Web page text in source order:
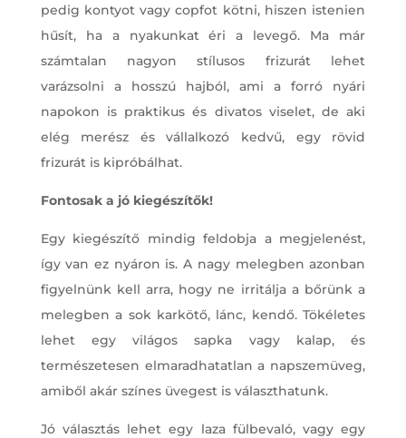
pedig kontyot vagy copfot kötni, hiszen istenien
hűsít, ha a nyakunkat éri a levegő. Ma már
számtalan nagyon stílusos frizurát lehet
varázsolni a hosszú hajból, ami a forró nyári
napokon is praktikus és divatos viselet, de aki
elég merész és vállalkozó kedvű, egy rövid
frizurát is kipróbálhat.
Fontosak a jó kiegészítők!
Egy kiegészítő mindig feldobja a megjelenést,
így van ez nyáron is. A nagy melegben azonban
figyelnünk kell arra, hogy ne irritálja a bőrünk a
melegben a sok karkötő, lánc, kendő. Tökéletes
lehet egy világos sapka vagy kalap, és
természetesen elmaradhatatlan a napszemüveg,
amiből akár színes üvegest is választhatunk.
Jó választás lehet egy laza fülbevaló, vagy egy